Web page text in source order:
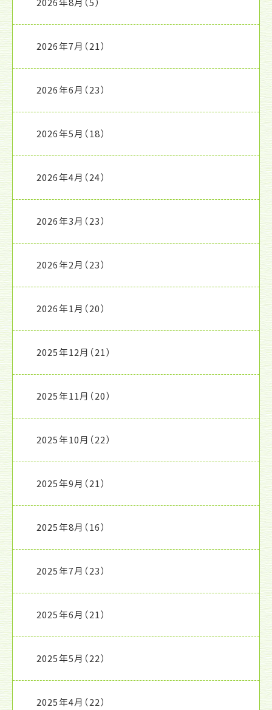
2026年8月 （5）
2026年7月 （21）
2026年6月 （23）
2026年5月 （18）
2026年4月 （24）
2026年3月 （23）
2026年2月 （23）
2026年1月 （20）
2025年12月 （21）
2025年11月 （20）
2025年10月 （22）
2025年9月 （21）
2025年8月 （16）
2025年7月 （23）
2025年6月 （21）
2025年5月 （22）
2025年4月 （22）